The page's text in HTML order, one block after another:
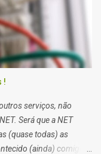
!
serviços, não
Será que a NET
(quase todas) as
(ainda) comigo